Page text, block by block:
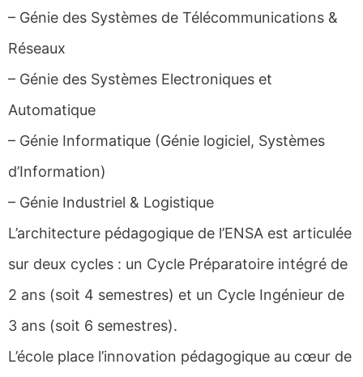
– Génie des Systèmes de Télécommunications &
Réseaux
– Génie des Systèmes Electroniques et
Automatique
– Génie Informatique (Génie logiciel, Systèmes
d’Information)
– Génie Industriel & Logistique
L’architecture pédagogique de l’ENSA est articulée
sur deux cycles : un Cycle Préparatoire intégré de
2 ans (soit 4 semestres) et un Cycle Ingénieur de
3 ans (soit 6 semestres).
L’école place l’innovation pédagogique au cœur de